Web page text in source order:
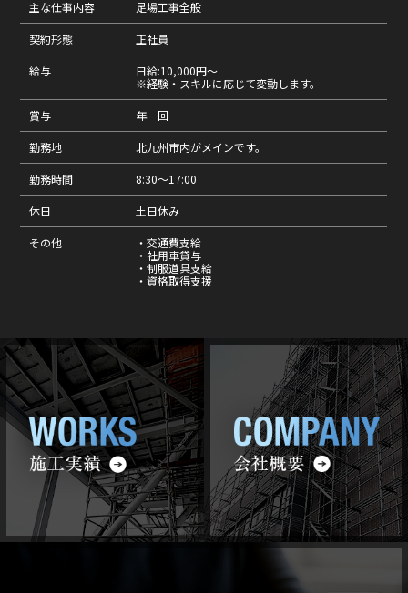
主な仕事内容 足場工事全般
契約形態 正社員
給与
日給:10,000円～
※経験・スキルに応じて変動します。
賞与 年一回
勤務地 北九州市内がメインです。
勤務時間 8:30～17:00
休日 土日休み
その他
・交通費支給
・社用車貸与
・制服道具支給
・資格取得支援